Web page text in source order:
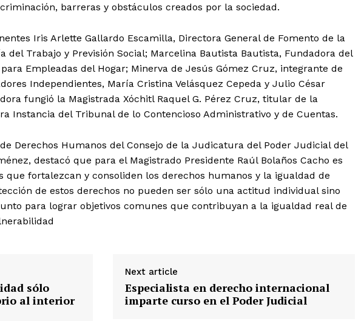
barreras y obstáculos creados por la sociedad.
Iris Arlette Gallardo Escamilla, Directora General de Fomento de la
del Trabajo y Previsión Social; Marcelina Bautista Bautista, Fundadora del
Empleadas del Hogar; Minerva de Jesús Gómez Cruz, integrante de
Independientes, María Cristina Velásquez Cepeda y Julio César
fungió la Magistrada Xóchitl Raquel G. Pérez Cruz, titular de la
Instancia del Tribunal de lo Contencioso Administrativo y de Cuentas.
Derechos Humanos del Consejo de la Judicatura del Poder Judicial del
destacó que para el Magistrado Presidente Raúl Bolaños Cacho es
fortalezcan y consoliden los derechos humanos y la igualdad de
de estos derechos no pueden ser sólo una actitud individual sino
para lograr objetivos comunes que contribuyan a la igualdad real de
sólo
al interior
Next article
Especialista en derecho internacional
imparte curso en el Poder Judicial